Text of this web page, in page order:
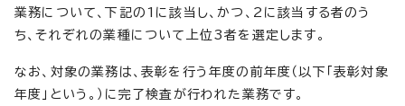
業務について、下記の1に該当し、かつ、2に該当する者のう
ち、それぞれの業種について上位3者を選定します。
なお、対象の業務は、表彰を行う年度の前年度（以下「表彰対象
年度」という。）に完了検査が行われた業務です。